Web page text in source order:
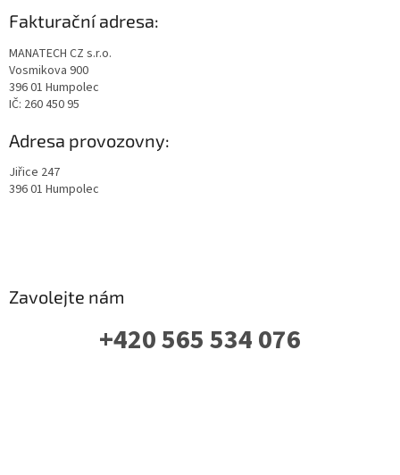
Fakturační adresa:
MANATECH CZ s.r.o.
Vosmikova 900
396 01 Humpolec
IČ: 260 450 95
Adresa provozovny:
Jiřice 247
396 01 Humpolec
Zavolejte nám
+420 565 534 076